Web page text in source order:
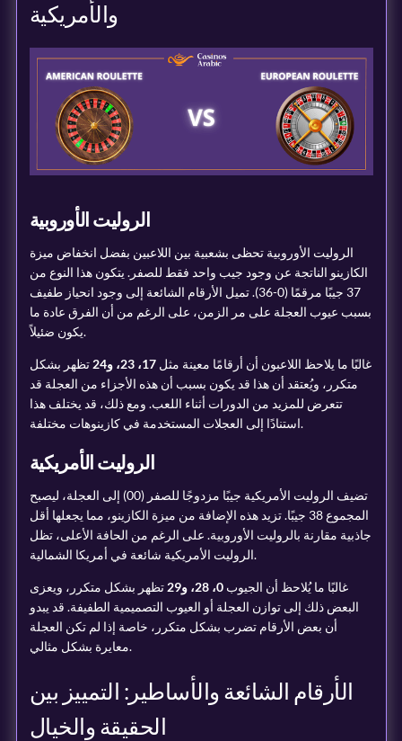
والأمريكية
الروليت الأوروبية
الروليت الأوروبية تحظى بشعبية بين اللاعبين بفضل انخفاض ميزة
الكازينو الناتجة عن وجود جيب واحد فقط للصفر. يتكون هذا النوع من
37 جيبًا مرقمًا (0-36). تميل الأرقام الشائعة إلى وجود انحياز طفيف
بسبب عيوب العجلة على مر الزمن، على الرغم من أن الفرق عادة ما
يكون ضئيلاً.
غالبًا ما يلاحظ اللاعبون أن أرقامًا معينة مثل17، 23، و24
تظهر بشكل
متكرر، ويُعتقد أن هذا قد يكون بسبب أن هذه الأجزاء من العجلة قد
تتعرض للمزيد من الدورات أثناء اللعب. ومع ذلك، قد يختلف هذا
استنادًا إلى العجلات المستخدمة في كازينوهات مختلفة.
الروليت الأمريكية
تضيف الروليت الأمريكية جيبًا مزدوجًا للصفر (00) إلى العجلة، ليصبح
المجموع 38 جيبًا. تزيد هذه الإضافة من ميزة الكازينو، مما يجعلها أقل
جاذبية مقارنة بالروليت الأوروبية. على الرغم من الحافة الأعلى، تظل
الروليت الأمريكية شائعة في أمريكا الشمالية.
غالبًا ما يُلاحظ أن الجيوب0، 28، و29
تظهر بشكل متكرر، ويعزى
البعض ذلك إلى توازن العجلة أو العيوب التصميمية الطفيفة. قد يبدو
أن بعض الأرقام تضرب بشكل متكرر، خاصة إذا لم تكن العجلة
معايرة بشكل مثالي.
الأرقام الشائعة والأساطير: التمييز بين
الحقيقة والخيال